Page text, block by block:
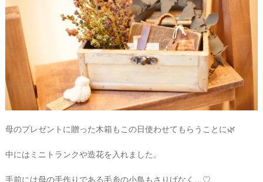
母のプレゼントに贈った木箱もこの日使わせてもらうことに🌿
中にはミニトランクや造花を入れました。
手前には母の手作りである毛糸の小鳥もさりげなく…♡